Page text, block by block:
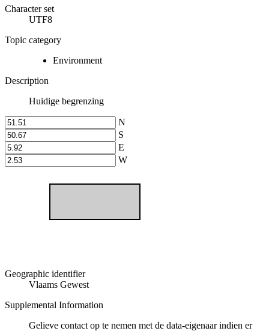
Character set
UTF8
Topic category
Environment
Description
Huidige begrenzing
N
S
E
W
Geographic identifier
Vlaams Gewest
Supplemental Information
Gelieve contact op te nemen met de data-eigenaar indien er